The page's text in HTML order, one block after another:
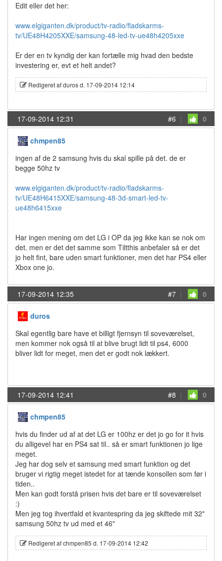
Edit eller det her:
www.elgiganten.dk/product/tv-radio/fladskarms-
tv/UE48H4205XXE/samsung-48-led-tv-ue48h4205xxe
Er der en tv kyndig der kan fortælle mig hvad den bedste
investering er, evt et helt andet?
Redigeret af duros d. 17-09-2014 12:14
17-09-2014 12:31 #6 | 0
chmpen85
ingen af de 2 samsung hvis du skal spille på det. de er
begge 50hz tv
www.elgiganten.dk/product/tv-radio/fladskarms-
tv/UE48H6415XXE/samsung-48-3d-smart-led-tv-
ue48h6415xxe
Har ingen mening om det LG i OP da jeg ikke kan se nok om
det. men er det det samme som Tiltthis anbefaler så er det
jo helt fint, bare uden smart funktioner, men det har PS4 eller
Xbox one jo.
17-09-2014 12:35 #7 | 0
duros
Skal egentlig bare have et billigt fjernsyn til soveværelset,
men kommer nok også til at blive brugt lidt til ps4, 6000
bliver lidt for meget, men det er godt nok lækkert.
17-09-2014 12:41 #8 | 0
chmpen85
hvis du finder ud af at det LG er 100hz er det jo go for it hvis
du alligevel har en PS4 sat til.. så er smart funktionen jo lige
meget.
Jeg har dog selv et samsung med smart funktion og det
bruger vi rigtig meget istedet for at tænde konsollen som før i
tiden..
Men kan godt forstå prisen hvis det bare er til soveværelset
:)
Men jeg tog ihvertfald et kvantespring da jeg skiftede mit 32"
samsung 50hz tv ud med et 46"
Redigeret af chmpen85 d. 17-09-2014 12:42